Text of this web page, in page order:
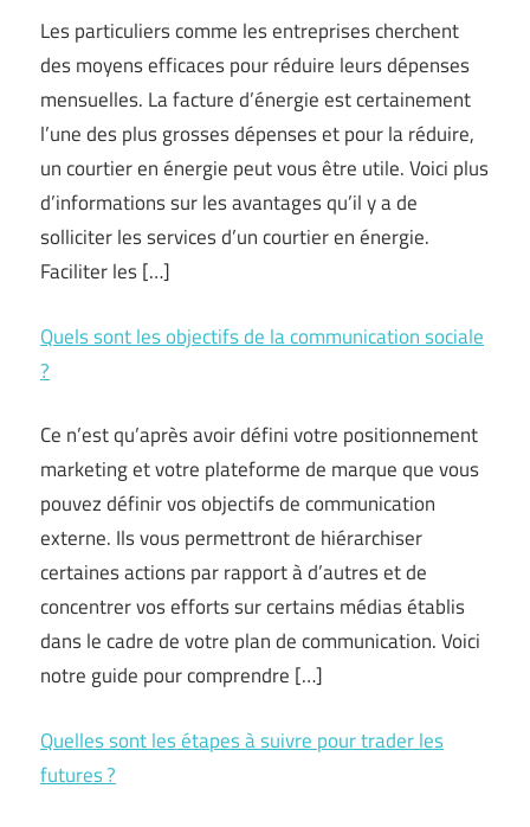
Les particuliers comme les entreprises cherchent
des moyens efficaces pour réduire leurs dépenses
mensuelles. La facture d’énergie est certainement
l’une des plus grosses dépenses et pour la réduire,
un courtier en énergie peut vous être utile. Voici plus
d’informations sur les avantages qu’il y a de
solliciter les services d’un courtier en énergie.
Faciliter les […]
Quels sont les objectifs de la communication sociale
?
Ce n’est qu’après avoir défini votre positionnement
marketing et votre plateforme de marque que vous
pouvez définir vos objectifs de communication
externe. Ils vous permettront de hiérarchiser
certaines actions par rapport à d’autres et de
concentrer vos efforts sur certains médias établis
dans le cadre de votre plan de communication. Voici
notre guide pour comprendre […]
Quelles sont les étapes à suivre pour trader les
futures ?